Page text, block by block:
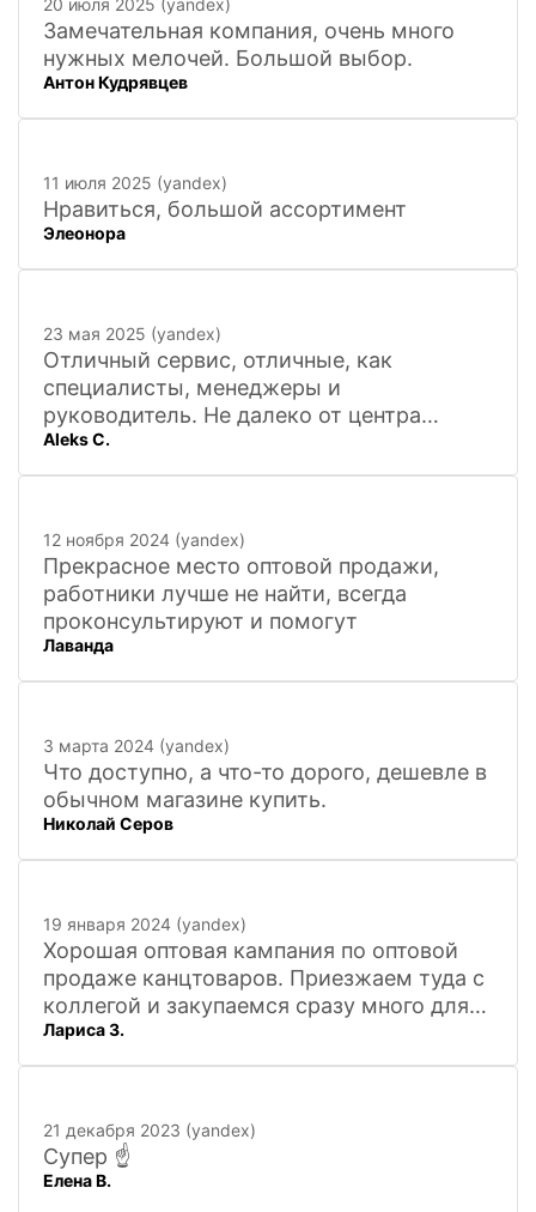
Замечательная компания, очень много
нужных мелочей. Большой выбор.
Антон Кудрявцев
11 июля 2025 (yandex)
Нравиться, большой ассортимент
Элеонора
23 мая 2025 (yandex)
Отличный сервис, отличные, как
специалисты, менеджеры и
руководитель. Не далеко от центра
города, 20 минут
Aleks C.
12 ноября 2024 (yandex)
Прекрасное место оптовой продажи,
работники лучше не найти, всегда
проконсультируют и помогут
Лаванда
3 марта 2024 (yandex)
Что доступно, а что-то дорого, дешевле в
обычном магазине купить.
Николай Серов
19 января 2024 (yandex)
Хорошая оптовая кампания по оптовой
продаже канцтоваров. Приезжаем туда с
коллегой и закупаемся сразу много для
офиса. Удобно. Есть практически всё, что
нужно, и по хорошим ценам. Вежливый
искать
Лариса З.
21 декабря 2023 (yandex)
Супер ☝️
Елена В.